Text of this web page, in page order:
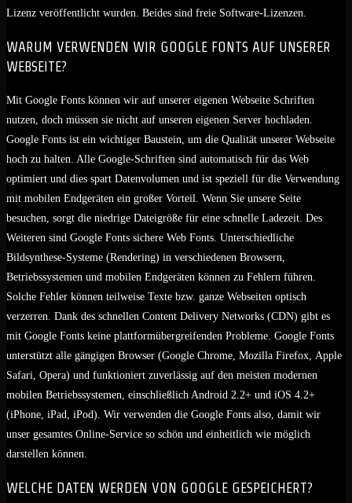
Lizenz veröffentlicht wurden. Beides sind freie Software-Lizenzen.
WARUM VERWENDEN WIR GOOGLE FONTS AUF UNSERER
WEBSEITE?
Mit Google Fonts können wir auf unserer eigenen Webseite Schriften
nutzen, doch müssen sie nicht auf unseren eigenen Server hochladen.
Google Fonts ist ein wichtiger Baustein, um die Qualität unserer Webseite
hoch zu halten. Alle Google-Schriften sind automatisch für das Web
optimiert und dies spart Datenvolumen und ist speziell für die Verwendung
mit mobilen Endgeräten ein großer Vorteil. Wenn Sie unsere Seite
besuchen, sorgt die niedrige Dateigröße für eine schnelle Ladezeit. Des
Weiteren sind Google Fonts sichere Web Fonts. Unterschiedliche
Bildsynthese-Systeme (Rendering) in verschiedenen Browsern,
Betriebssystemen und mobilen Endgeräten können zu Fehlern führen.
Solche Fehler können teilweise Texte bzw. ganze Webseiten optisch
verzerren. Dank des schnellen Content Delivery Networks (CDN) gibt es
mit Google Fonts keine plattformübergreifenden Probleme. Google Fonts
unterstützt alle gängigen Browser (Google Chrome, Mozilla Firefox, Apple
Safari, Opera) und funktioniert zuverlässig auf den meisten modernen
mobilen Betriebssystemen, einschließlich Android 2.2+ und iOS 4.2+
(iPhone, iPad, iPod). Wir verwenden die Google Fonts also, damit wir
unser gesamtes Online-Service so schön und einheitlich wie möglich
darstellen können.
WELCHE DATEN WERDEN VON GOOGLE GESPEICHERT?